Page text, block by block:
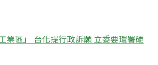
業區」 台化提行政訴願 立委要環署硬